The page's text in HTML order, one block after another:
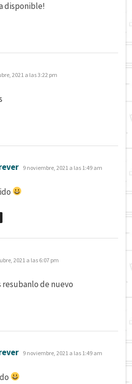
disponible!
2021 a las 3:22 pm
dice:
9 noviembre, 2021 a las 1:49 am
2021 a las 6:07 pm
resubanlo de nuevo
dice:
9 noviembre, 2021 a las 1:49 am